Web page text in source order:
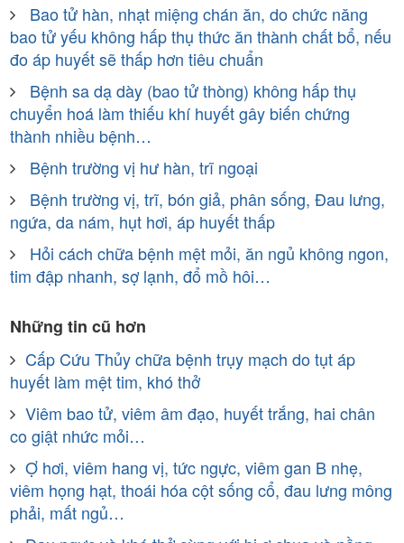
Bao tử hàn, nhạt miệng chán ăn, do chức năng
bao tử yếu không hấp thụ thức ăn thành chất bổ, nếu
đo áp huyết sẽ thấp hơn tiêu chuẩn
Bệnh sa dạ dày (bao tử thòng) không hấp thụ
chuyển hoá làm thiếu khí huyết gây biến chứng
thành nhiều bệnh…
Bệnh trường vị hư hàn, trĩ ngoại
Bệnh trường vị, trĩ, bón giả, phân sống, Đau lưng,
ngứa, da nám, hụt hơi, áp huyết thấp
Hỏi cách chữa bệnh mệt mỏi, ăn ngủ không ngon,
tim đập nhanh, sợ lạnh, đổ mồ hôi…
Những tin cũ hơn
Cấp Cứu Thủy chữa bệnh trụy mạch do tụt áp
huyết làm mệt tim, khó thở
Viêm bao tử, viêm âm đạo, huyết trắng, hai chân
co giật nhức mỏi…
Ợ hơi, viêm hang vị, tức ngực, viêm gan B nhẹ,
viêm họng hạt, thoái hóa cột sống cổ, đau lưng mông
phải, mất ngủ…